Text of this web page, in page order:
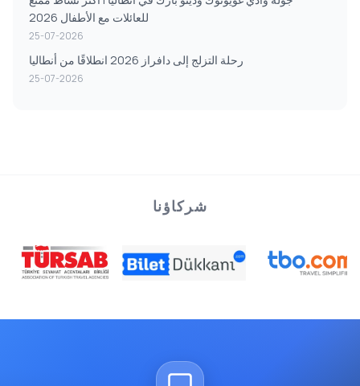
للعائلات مع الأطفال 2026
25-07-2026
رحلة التزلج إلى دافراز 2026 انطلاقًا من أنطاليا
25-07-2026
شركاؤنا